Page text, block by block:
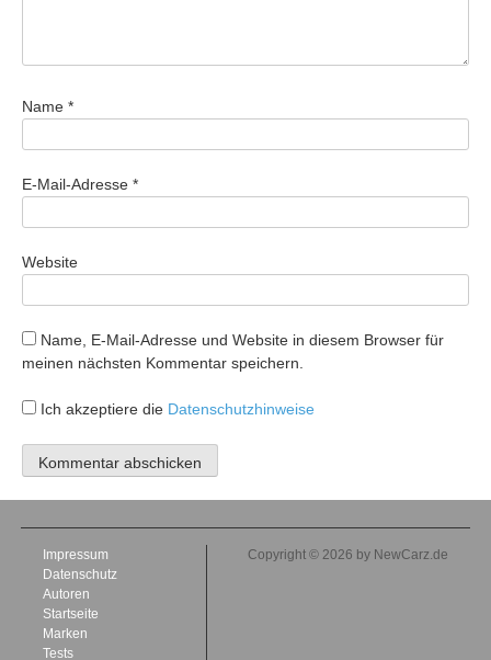
Name *
E-Mail-Adresse *
Website
Name, E-Mail-Adresse und Website in diesem Browser für
meinen nächsten Kommentar speichern.
Ich akzeptiere die Datenschutzhinweise
Impressum
Datenschutz
Autoren
Startseite
Marken
Tests
Copyright © 2026 by NewCarz.de